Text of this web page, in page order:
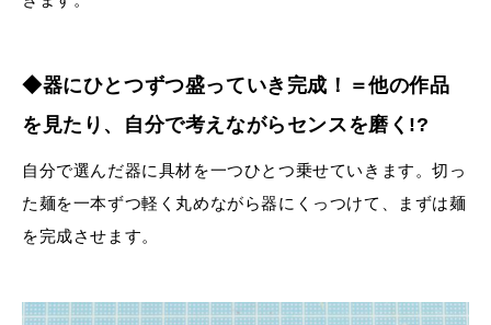
◆器にひとつずつ盛っていき完成！＝他の作品
を見たり、自分で考えながらセンスを磨く!?
自分で選んだ器に具材を一つひとつ乗せていきます。切っ
た麺を一本ずつ軽く丸めながら器にくっつけて、まずは麺
を完成させます。